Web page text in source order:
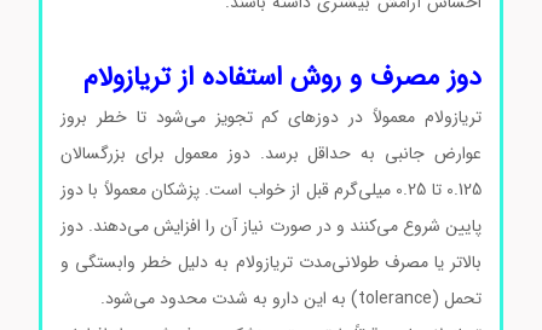
دوز مصرف و روش استفاده از تریازولام
تریازولام معمولاً در دوزهای کم تجویز می‌شود تا خطر بروز
عوارض جانبی به حداقل برسد. دوز معمول برای بزرگسالان
0.125 تا 0.25 میلی‌گرم قبل از خواب است. پزشکان معمولاً با دوز
پایین شروع می‌کنند و در صورت نیاز آن را افزایش می‌دهند. دوز
بالاتر یا مصرف طولانی‌مدت تریازولام به دلیل خطر وابستگی و
تحمل (tolerance) به این دارو به شدت محدود می‌شود.